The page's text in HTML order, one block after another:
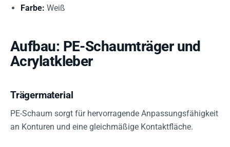
Farbe: Weiß
Aufbau: PE-Schaumträger und
Acrylatkleber
Trägermaterial
PE-Schaum sorgt für hervorragende Anpassungsfähigkeit
an Konturen und eine gleichmäßige Kontaktfläche.